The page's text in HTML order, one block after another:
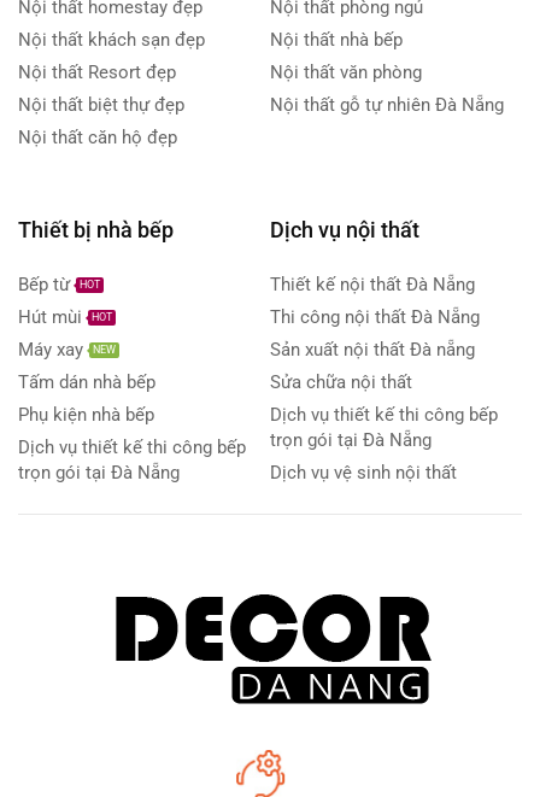
Nội thất homestay đẹp
Nội thất khách sạn đẹp
Nội thất Resort đẹp
Nội thất biệt thự đẹp
Nội thất căn hộ đẹp
Nội thất phòng ngủ
Nội thất nhà bếp
Nội thất văn phòng
Nội thất gỗ tự nhiên Đà Nẵng
Thiết bị nhà bếp
Bếp từ HOT
Hút mùi HOT
Máy xay NEW
Tấm dán nhà bếp
Phụ kiện nhà bếp
Dịch vụ thiết kế thi công bếp
trọn gói tại Đà Nẵng
Dịch vụ nội thất
Thiết kế nội thất Đà Nẵng
Thi công nội thất Đà Nẵng
Sản xuất nội thất Đà nẵng
Sửa chữa nội thất
Dịch vụ thiết kế thi công bếp
trọn gói tại Đà Nẵng
Dịch vụ vệ sinh nội thất